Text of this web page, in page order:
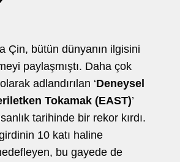
Çin, bütün dünyanın ilgisini
paylaşmıştı. Daha çok
adlandırılan ‘Deneysel
Tokamak (EAST)’
tarihinde bir rekor kırdı.
girdinin 10 katı haline
bu gayede de